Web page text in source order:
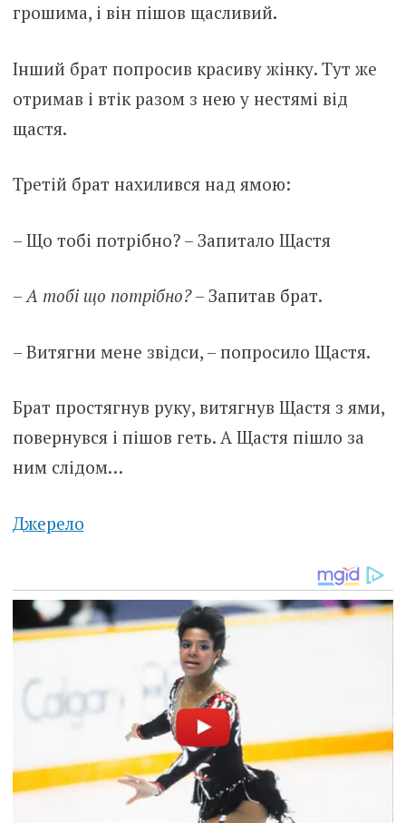
грошима, і він пішов щасливий.
Інший брат попросив красиву жінку. Тут же
отримав і втік разом з нею у нестямі від
щастя.
Третій брат нахилився над ямою:
– Що тобі потрібно? – Запитало Щастя
–А тобі що потрібно?– Запитав брат.
– Витягни мене звідси, – попросило Щастя.
Брат простягнув руку, витягнув Щастя з ями,
повернувся і пішов геть. А Щастя пішло за
ним слідом…
Джерело